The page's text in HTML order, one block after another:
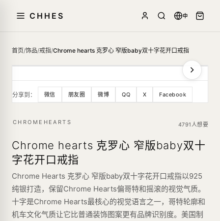
CHHES 中
首页/饰品/戒指/Chrome hearts 克罗心 窄版baby双十字花开口戒指
分享到： 微信 朋友圈 微博 QQ X Facebook
CHROMEHEARTS 4791人想要
Chrome hearts 克罗心 窄版baby双十
字花开口戒指
Chrome Hearts 克罗心 窄版baby双十字花开口戒指以925
纯银打造，保留Chrome Hearts偏哥特和摇滚的视觉气质。
十字是Chrome Hearts最核心的视觉语言之一，哥特轮廓和
机车文化气质让它比普通装饰图案更有品牌识别度。美国制